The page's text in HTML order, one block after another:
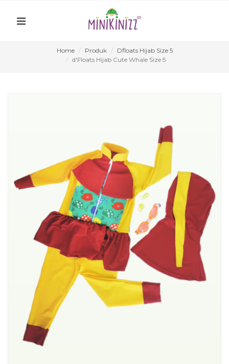
Home Produk
Dfloats Hijab Size 5
d'Floats Hijab Cute Whale Size 5